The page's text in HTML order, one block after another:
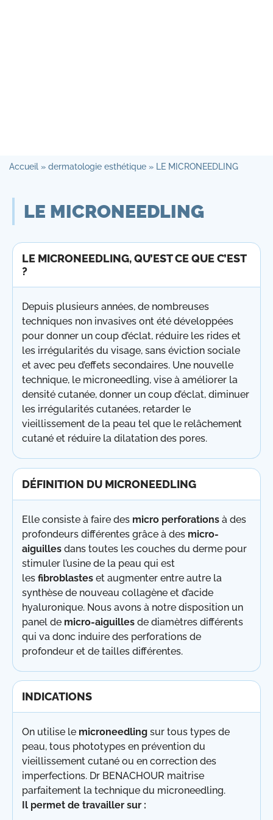
Accueil » dermatologie esthétique » LE MICRONEEDLING
LE MICRONEEDLING
LE MICRONEEDLING, QU’EST CE QUE C’EST
?
Depuis plusieurs années, de nombreuses
techniques non invasives ont été développées
pour donner un coup d’éclat, réduire les rides et
les irrégularités du visage, sans éviction sociale
et avec peu d’effets secondaires. Une nouvelle
technique, le microneedling, vise à améliorer la
densité cutanée, donner un coup d’éclat, diminuer
les irrégularités cutanées, retarder le
vieillissement de la peau tel que le relâchement
cutané et réduire la dilatation des pores.
DÉFINITION DU MICRONEEDLING
Elle consiste à faire des micro perforations à des
profondeurs différentes grâce à des micro-
aiguilles dans toutes les couches du derme pour
stimuler l’usine de la peau qui est
les fibroblastes et augmenter entre autre la
synthèse de nouveau collagène et d’acide
hyaluronique. Nous avons à notre disposition un
panel de micro-aiguilles de diamètres différents
qui va donc induire des perforations de
profondeur et de tailles différentes.
INDICATIONS
On utilise le microneedling sur tous types de
peau, tous phototypes en prévention du
vieillissement cutané ou en correction des
imperfections. Dr BENACHOUR maitrise
parfaitement la technique du microneedling.
Il permet de travailler sur :